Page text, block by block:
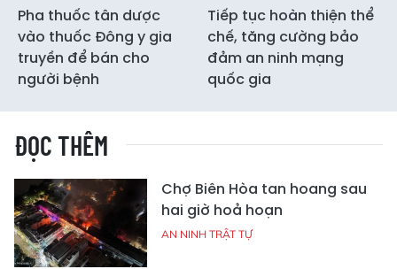
Pha thuốc tân dược
vào thuốc Đông y gia
truyền để bán cho
người bệnh
Tiếp tục hoàn thiện thể
chế, tăng cường bảo
đảm an ninh mạng
quốc gia
ĐỌC THÊM
Chợ Biên Hòa tan hoang sau
hai giờ hoả hoạn
AN NINH TRẬT TỰ